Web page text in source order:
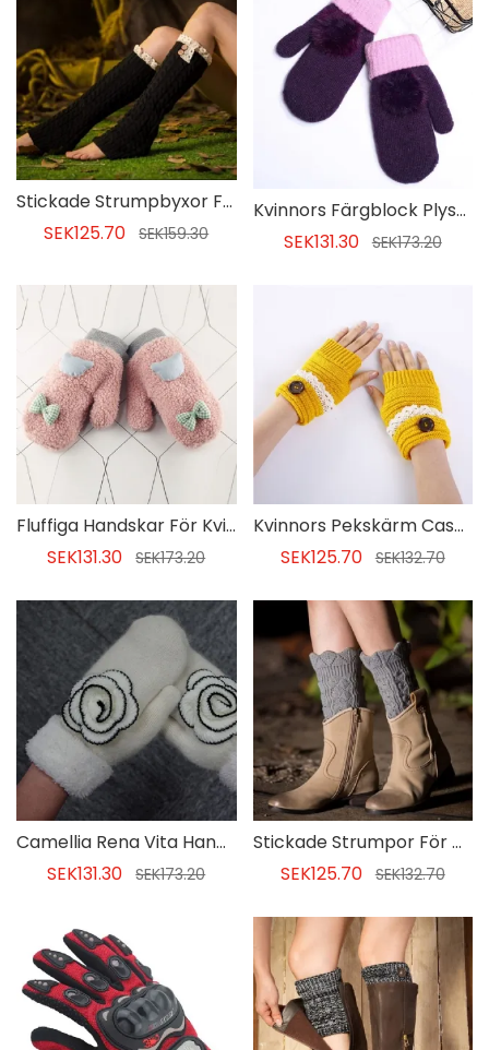
Stickade Strumpbyxor För Kvinnor
SEK125.70
SEK159.30
Kvinnors Färgblock Plysch Vinterhandskar
SEK131.30 SEK173.20
Fluffiga Handskar För Kvinnor
SEK131.30
SEK173.20
Kvinnors Pekskärm Casual Vinterhandskar
SEK125.70 SEK132.70
Camellia Rena Vita Handskar För Kvinnor
SEK131.30
SEK173.20
Stickade Strumpor För Muddar För Kvinnor
SEK125.70 SEK132.70